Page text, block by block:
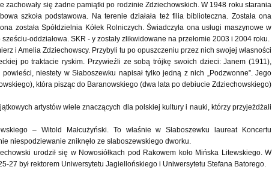
się żadne pamiątki po rodzinie Zdziechowskich. W 1948 roku starania
szkoła podstawowa. Na terenie działała też filia biblioteczna. Została ona
została Spółdzielnia Kółek Rolniczych. Świadczyła ona usługi maszynowe w
oddziałowa. SKR - y zostały zlikwidowane na przełomie 2003 i 2004 roku.
i Amelia Zdziechowscy. Przybyli tu po opuszczeniu przez nich swojej własności
po traktacie ryskim. Przywieźli ze sobą trójkę swoich dzieci: Janem (1911),
niestety w Słaboszewku napisał tylko jedną z nich „Podzwonne”. Jego
która pisząc do Baranowskiego (dwa lata po debiucie Zdziechowskiego)
artystów wiele znaczących dla polskiej kultury i nauki, którzy przyjeżdżali
– Witold Małcużyński. To właśnie w Słaboszewku laureat Koncertu
niespodziewanie zniknęło ze słaboszewskiego dworku.
urodził się w Nowosiółkach pod Rakowem koło Mińska Litewskiego. W
27 był rektorem Uniwersytetu Jagiellońskiego i Uniwersytetu Stefana Batorego.